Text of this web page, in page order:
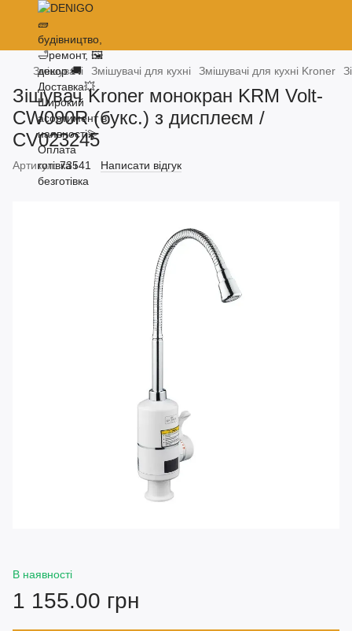
Змішувачі Змішувачі для кухні Змішувачі для кухні Kroner
Зішувач Kroner монокран KRM Volt-
CW090R (букс.) з дисплеєм /
CV023245
Артикул:73541 Написати відгук
В наявності
1 155.00 грн